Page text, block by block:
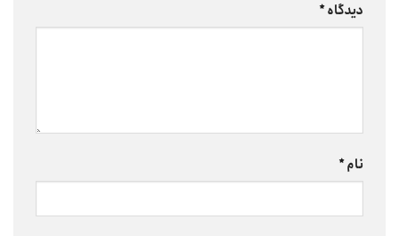
دیدگاه*
نام*